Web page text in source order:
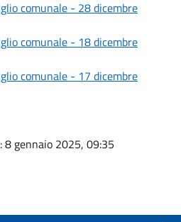
comunale - 28 dicembre
comunale - 18 dicembre
comunale - 17 dicembre
: 8 gennaio 2025, 09:35